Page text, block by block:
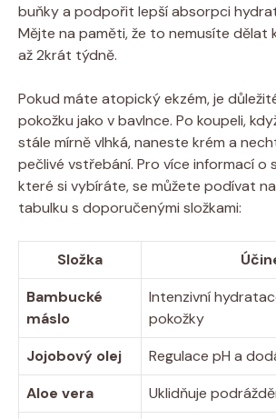
buňky a ‌podpořit lepší absorpci
Mějte na paměti, že ​to nemusíte ⁣dělat
až 2krát týdně.
Pokud máte⁢ atopický ekzém, je
pokožku jako v bavlnce. Po ‌koupeli,
stále mírně ⁢vlhká, naneste krém ⁣a
pečlivé ⁢vstřebání.⁣ Pro více informací o
které si vybíráte,‍ se můžete podívat
tabulku ​s doporučenými ‍složkami:
Složka
Bambucké​
máslo
Intenzivní
pokožky
Jojobový olej
Regulace pH a
Aloe ‍vera
Uklidňuje